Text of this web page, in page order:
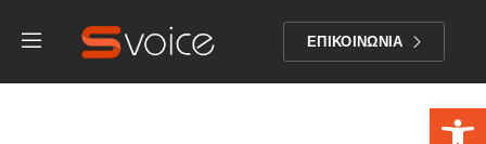
ΕΠΙΚΟΙΝΩΝΙΑ